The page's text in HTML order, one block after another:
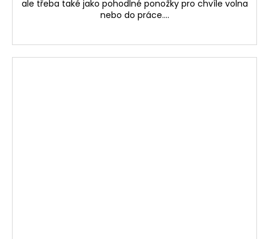
ale třeba také jako pohodlné ponožky pro chvíle volna
nebo do práce....